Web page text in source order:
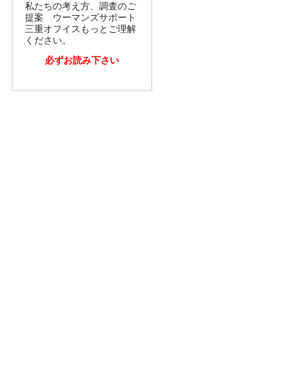
私たちの考え方、調査のご
提案 ウーマンズサポート
三重オフイスもっとご理解
ください。
必ずお読み下さい